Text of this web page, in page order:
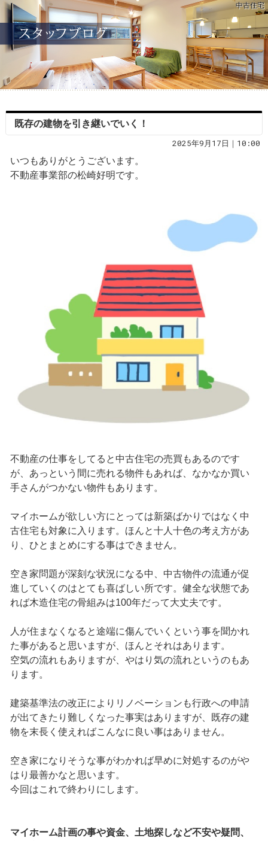
中古住宅
既存の建物を引き継いでいく！
2025年9月17日｜10:00
いつもありがとうございます。
不動産事業部の松崎好明です。
不動産の仕事をしてると中古住宅の売買もあるのです
が、あっという間に売れる物件もあれば、なかなか買い
手さんがつかない物件もあります。
マイホームが欲しい方にとっては新築ばかりではなく中
古住宅も対象に入ります。ほんと十人十色の考え方があ
り、ひとまとめにする事はできません。
空き家問題が深刻な状況になる中、中古物件の流通が促
進していくのはとても喜ばしい所です。健全な状態であ
れば木造住宅の骨組みは100年だって大丈夫です。
人が住まなくなると途端に傷んでいくという事を聞かれ
た事があると思いますが、ほんとそれはあります。
空気の流れもありますが、やはり気の流れというのもあ
ります。
建築基準法の改正によりリノベーションも行政への申請
が出てきたり難しくなった事実はありますが、既存の建
物を末長く使えればこんなに良い事はありません。
空き家になりそうな事がわかれば早めに対処するのがや
はり最善かなと思います。
今回はこれで終わりにします。
マイホーム計画の事や資金、土地探しなど不安や疑問、